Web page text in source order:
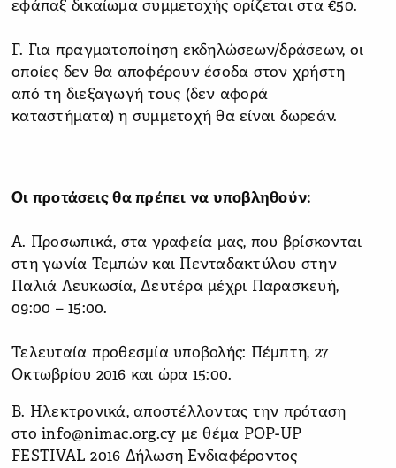
εφάπαξ δικαίωμα συμμετοχής ορίζεται στα €50.
Γ. Για πραγματοποίηση εκδηλώσεων/δράσεων, οι
οποίες δεν θα αποφέρουν έσοδα στον χρήστη
από τη διεξαγωγή τους (δεν αφορά
καταστήματα) η συμμετοχή θα είναι δωρεάν.
Οι προτάσεις θα πρέπει να υποβληθούν:
Α. Προσωπικά, στα γραφεία μας, που βρίσκονται
στη γωνία Τεμπών και Πενταδακτύλου στην
Παλιά Λευκωσία, Δευτέρα μέχρι Παρασκευή,
09:00 – 15:00.
Τελευταία προθεσμία υποβολής: Πέμπτη, 27
Οκτωβρίου 2016 και ώρα 15:00.
Β. Ηλεκτρονικά, αποστέλλοντας την πρόταση
στο info@nimac.org.cy με θέμα POP-UP
FESTIVAL 2016 Δήλωση Ενδιαφέροντος